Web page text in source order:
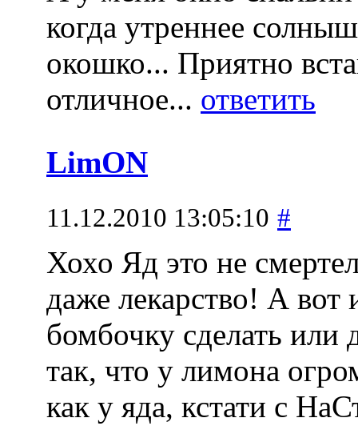
когда утреннее
окошко... Приятно
отличное... ответить
LimON
11.12.2010 13:05:10 #
Хохо Яд это не
даже лекарство! А
бомбочку сделать или
так, что у лимона
как у яда, кстати с